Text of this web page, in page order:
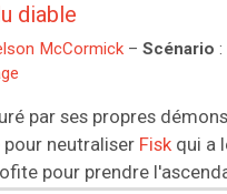
diable
McCormick –Scénario :
par ses propres
neutraliser Fisk qui a
pour prendre